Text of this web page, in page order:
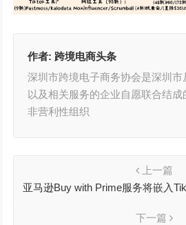
作者: 跨境电商头条
深圳市跨境电子商务协会是深圳
以及相关服务的企业自愿联合结
非营利性组织
上一篇
亚马逊Buy with Prime服务将嵌入
下一篇